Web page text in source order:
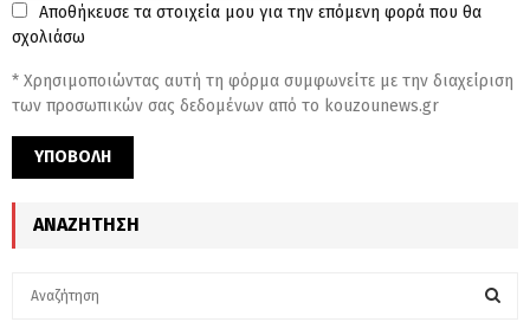
Αποθήκευσε τα στοιχεία μου για την επόμενη φορά που θα
σχολιάσω
* Χρησιμοποιώντας αυτή τη φόρμα συμφωνείτε με την διαχείριση
των προσωπικών σας δεδομένων από το kouzounews.gr
ΑΝΑΖΉΤΗΣΗ